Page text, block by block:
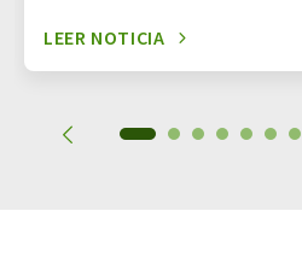
LEER NOTICIA